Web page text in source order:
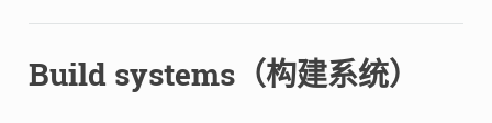
Build systems（构建系统）